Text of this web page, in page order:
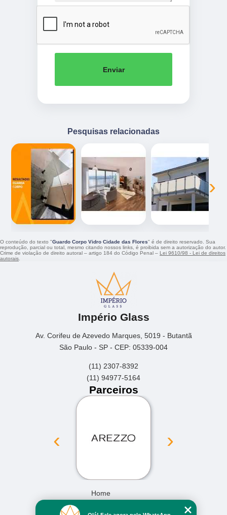
Enviar
Pesquisas relacionadas
‹ ›
O conteúdo do texto "Guardo Corpo Vidro Cidade das Flores" é de direito reservado. Sua
reprodução, parcial ou total, mesmo citando nossos links, é proibida sem a autorização do autor.
Crime de violação de direito autoral – artigo 184 do Código Penal – Lei 9610/98 - Lei de direitos
autorais
Império Glass
Av. Corifeu de Azevedo Marques, 5019 - Butantã
São Paulo - SP - CEP: 05339-004
(11) 2307-8392
(11) 94977-5164
Parceiros
‹ ›
Home